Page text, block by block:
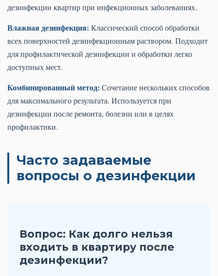
дезинфекции квартир при инфекционных заболеваниях.
Влажная дезинфекция: Классический способ обработки
всех поверхностей дезинфекционным раствором. Подходит
для профилактической дезинфекции и обработки легко
доступных мест.
Комбинированный метод: Сочетание нескольких способов
для максимального результата. Используется при
дезинфекции после ремонта, болезни или в целях
профилактики.
Часто задаваемые
вопросы о дезинфекции
Вопрос: Как долго нельзя
входить в квартиру после
дезинфекции?